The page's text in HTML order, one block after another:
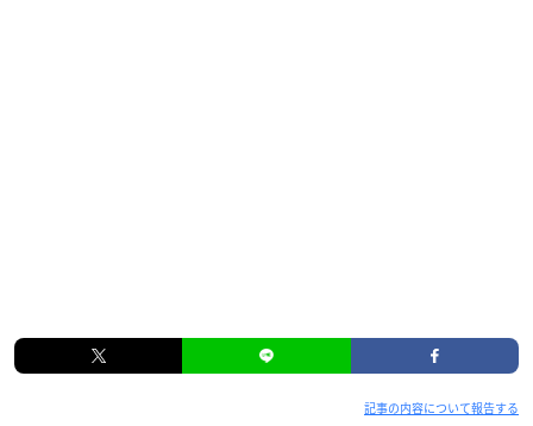
記事の内容について報告する